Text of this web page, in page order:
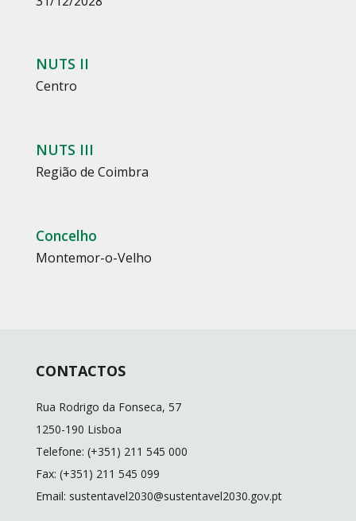
NUTS II
Centro
NUTS III
Região de Coimbra
Concelho
Montemor-o-Velho
CONTACTOS
Rua Rodrigo da Fonseca, 57
1250-190 Lisboa
Telefone: (+351) 211 545 000
Fax: (+351) 211 545 099
Email: sustentavel2030@sustentavel2030.gov.pt